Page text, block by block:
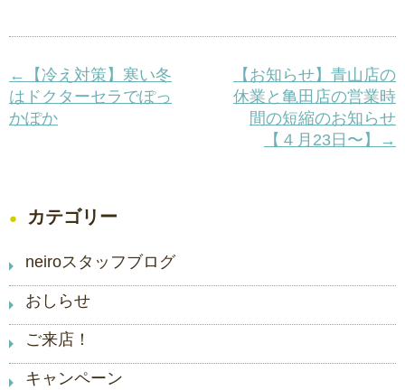
←【冷え対策】寒い冬
はドクターセラでぽっ
かぽか
【お知らせ】青山店の
休業と亀田店の営業時
間の短縮のお知らせ
【４月23日〜】→
カテゴリー
neiroスタッフブログ
おしらせ
ご来店！
キャンペーン